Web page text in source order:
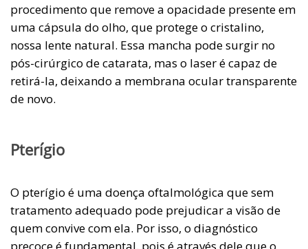
procedimento que remove a opacidade presente em
uma cápsula do olho, que protege o cristalino,
nossa lente natural. Essa mancha pode surgir no
pós-cirúrgico de catarata, mas o laser é capaz de
retirá-la, deixando a membrana ocular transparente
de novo.
Pterígio
O pterígio é uma doença oftalmológica que sem
tratamento adequado pode prejudicar a visão de
quem convive com ela. Por isso, o diagnóstico